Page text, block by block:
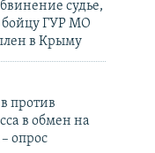
судье,
бойцу ГУР МО
в Крыму
против
в обмен на
опрос